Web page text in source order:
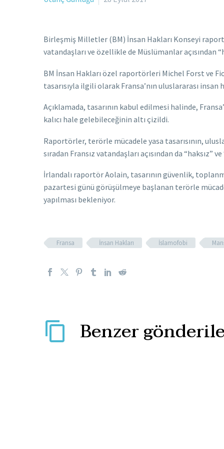
Birleşmiş Milletler (BM) İnsan Hakları Konseyi
vatandaşları ve özellikle de Müslümanlar açısından
BM İnsan Hakları özel raportörleri Michel Forst ve
tasarısıyla ilgili olarak Fransa’nın uluslararası
Açıklamada, tasarının kabul edilmesi halinde,
kalıcı hale gelebileceğinin altı çizildi.
Raportörler, terörle mücadele yasa tasarısının,
sıradan Fransız vatandaşları açısından da “haksız”
İrlandalı raportör Aolain, tasarının güvenlik,
pazartesi günü görüşülmeye başlanan terörle
yapılması bekleniyor.
Fransa İnsan Hakları İslamofobi
Benzer